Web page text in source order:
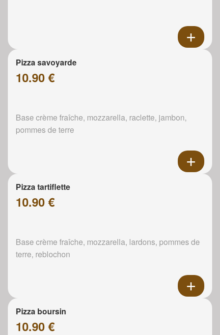
Pizza savoyarde
10.90 €
Base crème fraîche, mozzarella, raclette, jambon,
pommes de terre
Pizza tartiflette
10.90 €
Base crème fraîche, mozzarella, lardons, pommes de
terre, reblochon
Pizza boursin
10.90 €